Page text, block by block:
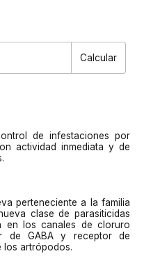
Calcular
de infestaciones por
actividad inmediata y de
perteneciente a la familia
clase de parasiticidas
en los canales de cloruro
de GABA y receptor de
los artrópodos.